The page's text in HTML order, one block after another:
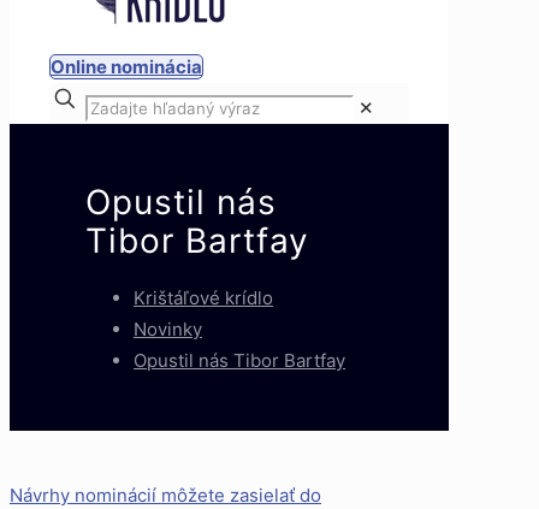
Online nominácia
✕
Opustil nás
Tibor Bartfay
Krištáľové krídlo
Novinky
Opustil nás Tibor Bartfay
Návrhy nominácií môžete zasielať do